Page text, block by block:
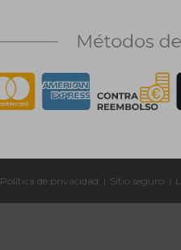
Política de privacidad | Sitio seguro |